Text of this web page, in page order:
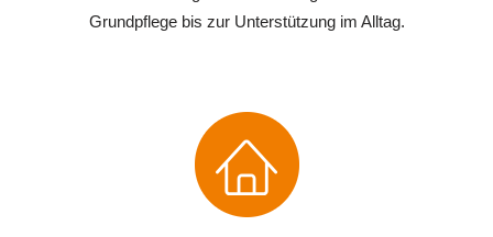
Grundpflege bis zur Unterstützung im Alltag.